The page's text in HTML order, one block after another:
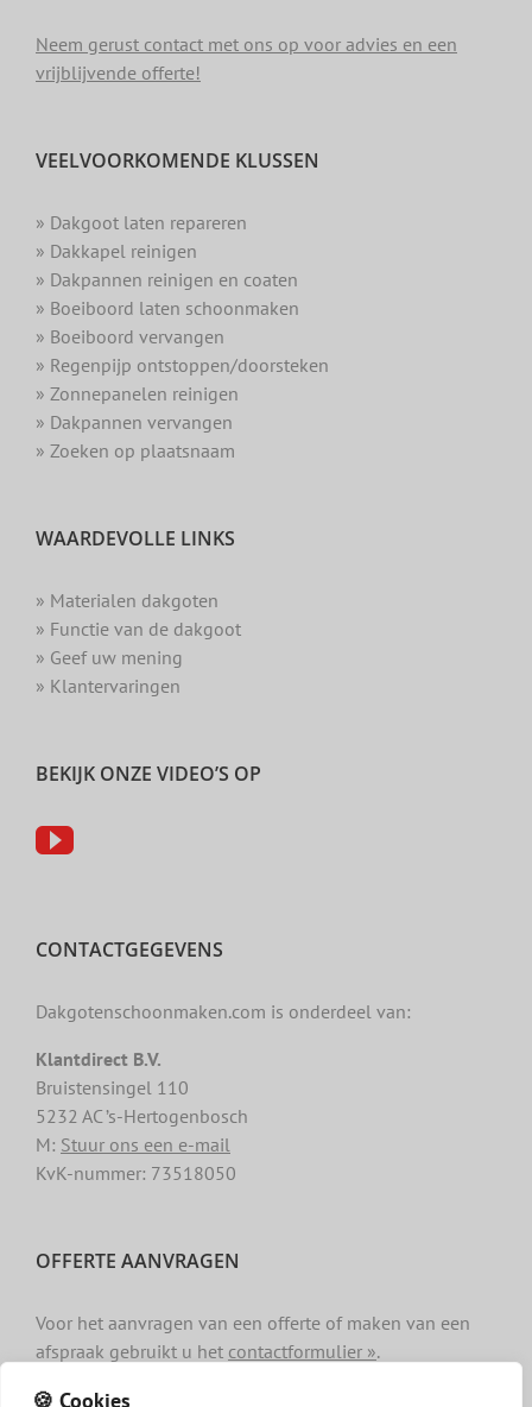
🍪 Cookies
Neem gerust contact met ons op voor advies en een
vrijblijvende offerte!
VEELVOORKOMENDE KLUSSEN
» Dakgoot laten repareren
» Dakkapel reinigen
» Dakpannen reinigen en coaten
» Boeiboord laten schoonmaken
» Boeiboord vervangen
» Regenpijp ontstoppen/doorsteken
» Zonnepanelen reinigen
» Dakpannen vervangen
» Zoeken op plaatsnaam
WAARDEVOLLE LINKS
» Materialen dakgoten
» Functie van de dakgoot
» Geef uw mening
» Klantervaringen
BEKIJK ONZE VIDEO’S OP
CONTACTGEGEVENS
Dakgotenschoonmaken.com is onderdeel van:
Klantdirect B.V.
Bruistensingel 110
5232 AC ’s-Hertogenbosch
M: Stuur ons een e-mail
KvK-nummer: 73518050
OFFERTE AANVRAGEN
Voor het aanvragen van een offerte of maken van een
afspraak gebruikt u het contactformulier ».